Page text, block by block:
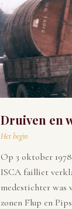
Druiven en
Het begin
Op 3 oktober
ISCA failliet
medestichter was
zonen Flup en